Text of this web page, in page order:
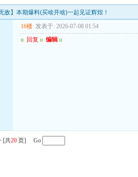
敌】本期爆料(买啥开啥)一起见证辉煌！
16楼 发表于: 2026-07-08 01:54
u 回复 u 编辑 u
[共20 页] Go